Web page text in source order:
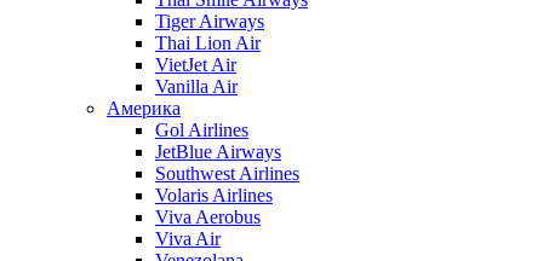
Tiger Airways
Thai Lion Air
VietJet Air
Vanilla Air
Америка
Gol Airlines
JetBlue Airways
Southwest Airlines
Volaris Airlines
Viva Aerobus
Viva Air